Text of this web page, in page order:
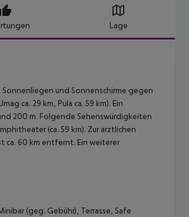
Lage
und Sonnenschirme gegen
ca. 29 km, Pula ca. 59 km). Ein
200 m. Folgende Sehenswürdigkeiten
(ca. 59 km). Zur ärztlichen
ca. 60 km entfernt. Ein weiterer
(geg. Gebühr), Terrasse, Safe